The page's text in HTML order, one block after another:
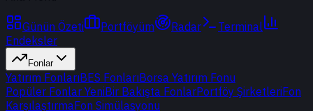
Günün Özeti Portföyüm Radar
Terminal
Endeksler
Fonlar
Yatırım FonlarıBES FonlarıBorsa Yatırım Fonu
Popüler Fonlar YeniBir Bakışta FonlarPortföy ŞirketleriFon
KarşılaştırmaFon Simülasyonu